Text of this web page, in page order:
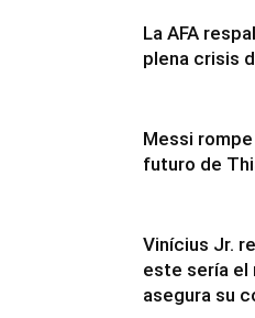
La AFA
plena crisis
Messi
futuro de
Vinícius Jr.
este sería el
asegura su